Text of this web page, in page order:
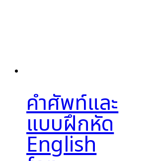
คำศัพท์และ
แบบฝึกหัด
English